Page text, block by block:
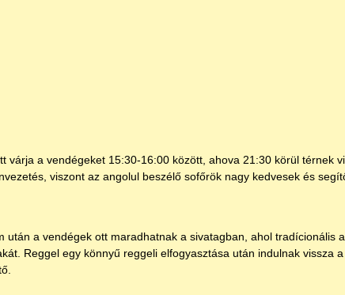
várja a vendégeket 15:30-16:00 között, ahova 21:30 körül térnek
viszont az angolul beszélő sofőrök nagy kedvesek és
után a vendégek ott maradhatnak a sivatagban, ahol tradícionális
Reggel egy könnyű reggeli elfogyasztása után indulnak vissza